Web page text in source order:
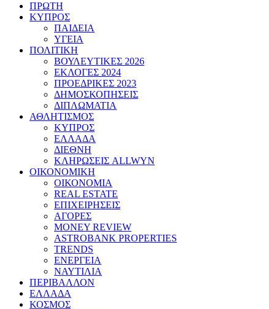
ΠΡΩΤΗ
ΚΥΠΡΟΣ
ΠΑΙΔΕΙΑ
ΥΓΕΙΑ
ΠΟΛΙΤΙΚΗ
ΒΟΥΛΕΥΤΙΚΕΣ 2026
ΕΚΛΟΓΕΣ 2024
ΠΡΟΕΔΡΙΚΕΣ 2023
ΔΗΜΟΣΚΟΠΗΣΕΙΣ
ΔΙΠΛΩΜΑΤΙΑ
ΑΘΛΗΤΙΣΜΟΣ
ΚΥΠΡΟΣ
ΕΛΛΑΔΑ
ΔΙΕΘΝΗ
ΚΛΗΡΩΣΕΙΣ ALLWYN
ΟΙΚΟΝΟΜΙΚΗ
ΟΙΚΟΝΟΜΙΑ
REAL ESTATE
ΕΠΙΧΕΙΡΗΣΕΙΣ
ΑΓΟΡΕΣ
MONEY REVIEW
ASTROBANK PROPERTIES
TRENDS
ΕΝΕΡΓΕΙΑ
ΝΑΥΤΙΛΙΑ
ΠΕΡΙΒΑΛΛΟΝ
ΕΛΛΑΔΑ
ΚΟΣΜΟΣ